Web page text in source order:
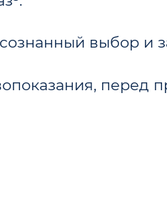
выбор и
перед